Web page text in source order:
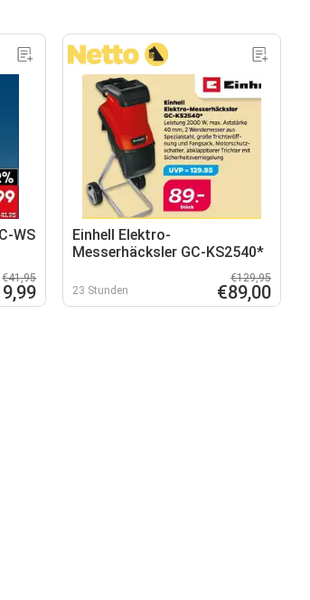
WS
€41,95
Einhell Elektro-
Messerhäcksler GC-KS2540*
23 Stunden
€129,95
€89,00